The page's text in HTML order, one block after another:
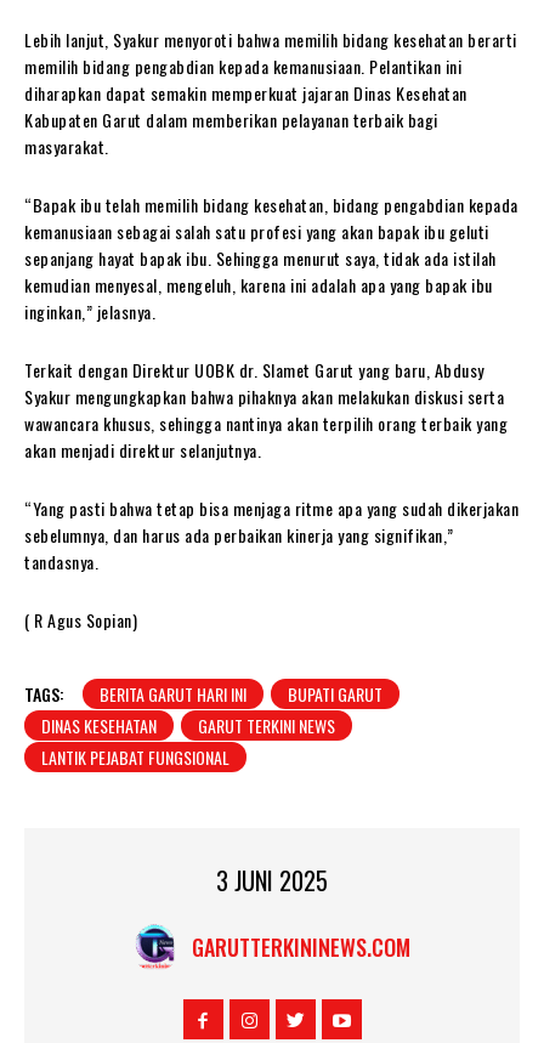
Lebih lanjut, Syakur menyoroti bahwa memilih bidang kesehatan berarti
memilih bidang pengabdian kepada kemanusiaan. Pelantikan ini
diharapkan dapat semakin memperkuat jajaran Dinas Kesehatan
Kabupaten Garut dalam memberikan pelayanan terbaik bagi
masyarakat.
“Bapak ibu telah memilih bidang kesehatan, bidang pengabdian kepada
kemanusiaan sebagai salah satu profesi yang akan bapak ibu geluti
sepanjang hayat bapak ibu. Sehingga menurut saya, tidak ada istilah
kemudian menyesal, mengeluh, karena ini adalah apa yang bapak ibu
inginkan,” jelasnya.
Terkait dengan Direktur UOBK dr. Slamet Garut yang baru, Abdusy
Syakur mengungkapkan bahwa pihaknya akan melakukan diskusi serta
wawancara khusus, sehingga nantinya akan terpilih orang terbaik yang
akan menjadi direktur selanjutnya.
“Yang pasti bahwa tetap bisa menjaga ritme apa yang sudah dikerjakan
sebelumnya, dan harus ada perbaikan kinerja yang signifikan,”
tandasnya.
( R Agus Sopian)
TAGS: BERITA GARUT HARI INI
BUPATI GARUT
DINAS KESEHATAN
GARUT TERKINI NEWS
LANTIK PEJABAT FUNGSIONAL
3 JUNI 2025
GARUTTERKININEWS.COM